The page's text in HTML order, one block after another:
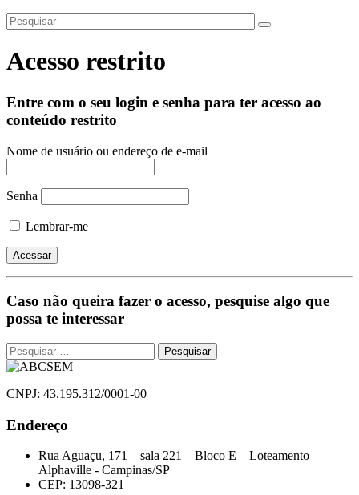
Acesso restrito
Entre com o seu login e senha para ter acesso ao
conteúdo restrito
Nome de usuário ou endereço de e-mail
Senha
Lembrar-me
Caso não queira fazer o acesso, pesquise algo que
possa te interessar
Pesquisar
por:
CNPJ: 43.195.312/0001-00
Endereço
Rua Aguaçu, 171 – sala 221 – Bloco E – Loteamento
Alphaville - Campinas/SP
CEP: 13098-321